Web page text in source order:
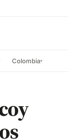
Colombia▾